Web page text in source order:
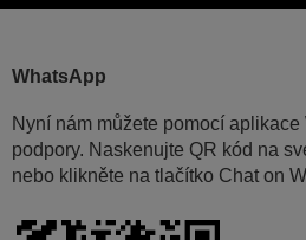
WhatsApp
Nyní nám můžete pomocí
podpory. Naskenujte QR kód na
nebo klikněte na tlačítko Chat on